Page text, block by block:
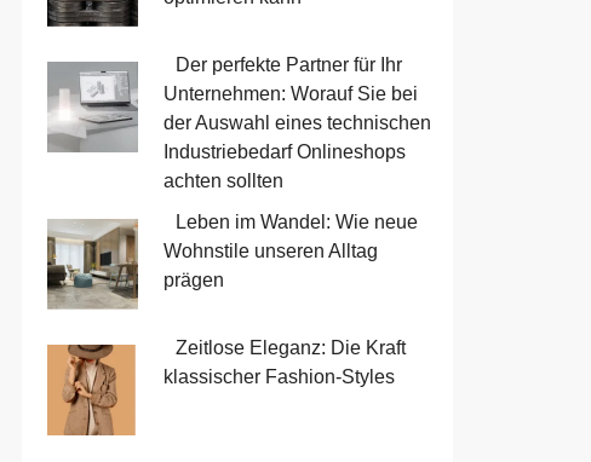
Der perfekte Partner für Ihr
Unternehmen: Worauf Sie bei
der Auswahl eines technischen
Industriebedarf Onlineshops
achten sollten
Leben im Wandel: Wie neue
Wohnstile unseren Alltag
prägen
Zeitlose Eleganz: Die Kraft
klassischer Fashion-Styles